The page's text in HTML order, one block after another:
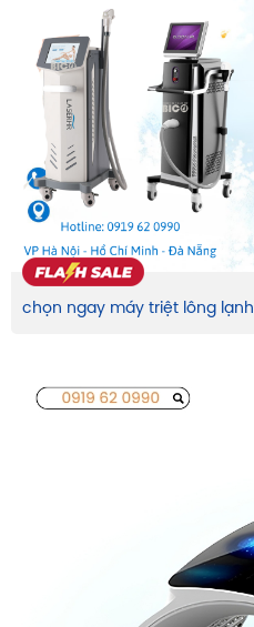
chọn ngay máy triệt lông lạnh